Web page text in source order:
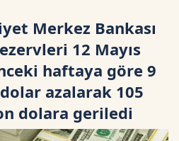
Merkez Bankası
12 Mayıs
haftaya göre 9
azalarak 105
dolara geriledi